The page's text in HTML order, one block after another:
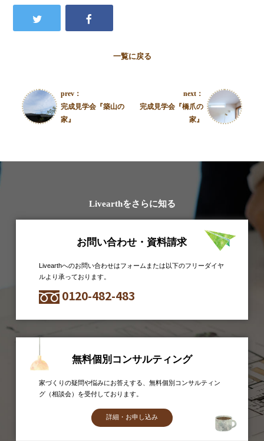
一覧に戻る
prev：
完成見学会『築山の
家』
next：
完成見学会『橋爪の
家』
Livearthをさらに知る
お問い合わせ・資料請求
Livearthへのお問い合わせはフォームまたは以下のフリーダイヤ
ルより承っております。
0120-482-483
無料個別コンサルティング
家づくりの疑問や悩みにお答えする、無料個別コンサルティン
グ（相談会）を受付しております。
詳細・お申し込み